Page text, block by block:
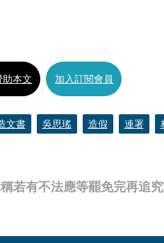
若有不法應等罷免完再追究
助本文 加入訂閱會員
文書 吳思瑤 造假 連署